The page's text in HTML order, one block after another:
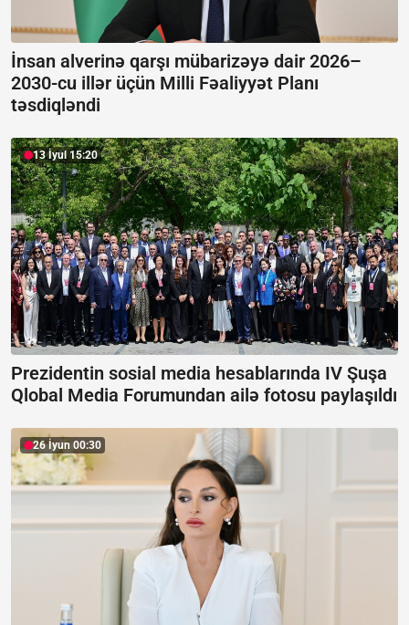
İnsan alverinə qarşı mübarizəyə dair 2026–
2030-cu illər üçün Milli Fəaliyyət Planı
təsdiqləndi
13 İyul 15:20
Prezidentin sosial media hesablarında IV Şuşa
Qlobal Media Forumundan ailə fotosu paylaşıldı
26 İyun 00:30